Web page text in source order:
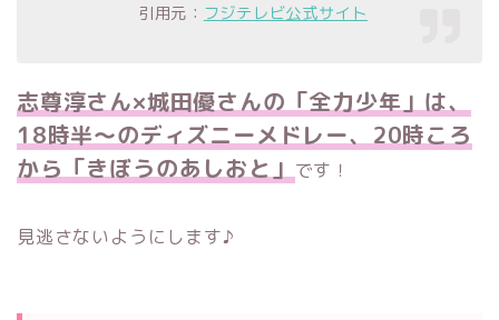
引用元： フジテレビ公式サイト
志尊淳さん×城田優さんの「全力少年」は、
18時半～のディズニーメドレー、20時ころ
から「きぼうのあしおと」 です！
見逃さないようにします♪